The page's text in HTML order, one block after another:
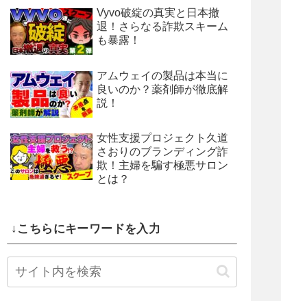
Vyvo破綻の真実と日本撤
退！さらなる詐欺スキーム
も暴露！
アムウェイの製品は本当に
良いのか？薬剤師が徹底解
説！
女性支援プロジェクト久道
さおりのブランディング詐
欺！主婦を騙す極悪サロン
とは？
↓こちらにキーワードを入力